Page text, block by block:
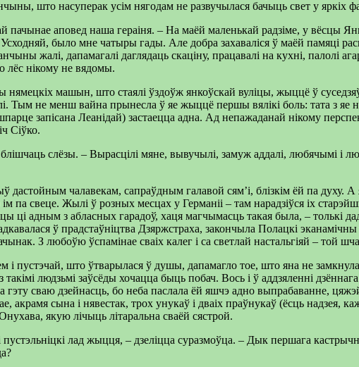
што насуперак усім нягодам не развучылася бачыць свет у яркіх
аповед наша гераіня. – На маёй маленькай радзіме, у вёсцы
было мне чатыры гады. Але добра захаваліся ў маёй памяці
жалі, дапамагалі даглядаць скаціну, працавалі на кухні, палолі
лёс нікому не вядомы.
нямецкіх машын, што стаялі ўздоўж янкоўскай вуліцы, жыццё ў
Тым не менш вайна прынесла ў яе жыццё першы вялікі боль: тата з
запісана Леанідай) застаецца адна. Ад непажаданай нікому
Сіўко.
слёзы. – Вырасцілі мяне, вывучылі, замуж аддалі, любячымі і
чалавекам, сапраўдным галавой сям’і, блізкім ёй па духу.
па свеце. Жылі ў розных месцах у Германіі – там нарадзіўся іх
ці адным з абласных гарадоў, хаця магчымасць такая была, –
ў прадстаўніцтва Дзяржстраха, закончыла Полацкі
З любоўю ўспамінае сваіх калег і са светлай настальгіяй – той
пустэчай, што ўтварылася ў душы, дапамагло тое, што яна не
людзьмі заўсёды хочацца быць побач. Вось і ў аддзяленні
сваю дзейнасць, бо неба паслала ёй яшчэ адно выпрабаванне,
сына і нявестак, трох унукаў і дваіх праўнукаў (ёсць надзея,
якую лічыць літаральна сваёй сястрой.
лад жыцця, – дзеліцца суразмоўца. – Дык першага